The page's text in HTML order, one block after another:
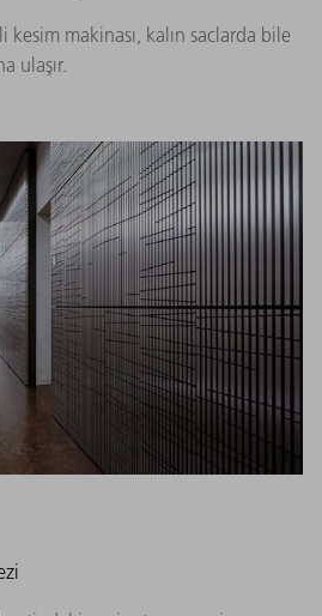
kesim makinası, kalın saclarda bile
ulaşır.